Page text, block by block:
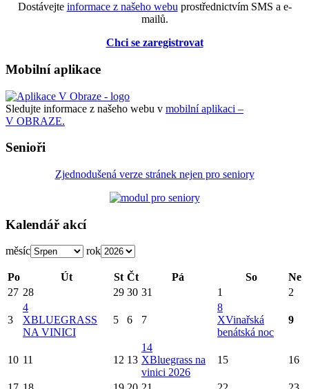
Dostávejte informace z našeho webu prostřednictvím SMS a e-
mailů.
Chci se zaregistrovat
Mobilní aplikace
Sledujte informace z našeho webu v mobilní aplikaci –
V OBRAZE.
Senioři
Zjednodušená verze stránek nejen pro seniory
Kalendář akcí
měsíc rok
Po Út St Čt Pá So
Ne
27 28 29 30 31 1 2
3
4
XBLUEGRASS
NA VINICI
5 6 7
8
XVinařská
benátská noc
9
10 11 12 13
14
XBluegrass na
vinici 2026
15 16